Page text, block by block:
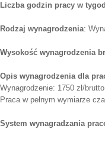
Liczba godzin pracy w
Rodzaj wynagrodzenia:
Wysokość wynagrodzenia
Opis wynagrodzenia dla
Wynagrodzenie: 1750 zł/
Praca w pełnym wymiarze
System wynagradzania